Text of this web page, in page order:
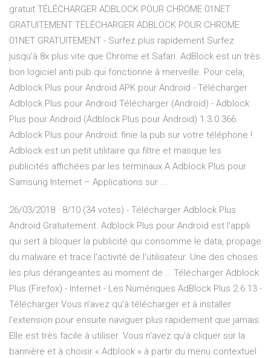
gratuit TÉLÉCHARGER ADBLOCK POUR CHROME 01NET
GRATUITEMENT TÉLÉCHARGER ADBLOCK POUR CHROME
01NET GRATUITEMENT - Surfez plus rapidement Surfez
jusqu'à 8x plus vite que Chrome et Safari. AdBlock est un très
bon logiciel anti pub qui fonctionne à merveille. Pour cela,
Adblock Plus pour Android APK pour Android - Télécharger
Adblock Plus pour Android Télécharger (Android) - Adblock
Plus pour Android (Adblock Plus pour Android) 1.3.0.366:
Adblock Plus pour Android: finie la pub sur votre téléphone !.
Adblock est un petit utilitaire qui filtre et masque les
publicités affichées par les terminaux A Adblock Plus pour
Samsung Internet – Applications sur ...
26/03/2018 · 8/10 (34 votes) - Télécharger Adblock Plus
Android Gratuitement. Adblock Plus pour Android est l'appli
qui sert à bloquer la publicité qui consomme le data, propage
du malware et trace l'activité de l'utilisateur. Une des choses
les plus dérangeantes au moment de … Télécharger Adblock
Plus (Firefox) - Internet - Les Numériques AdBlock Plus 2.6.13 -
Télécharger Vous n'avez qu'à télécharger et à installer
l'extension pour ensuite naviguer plus rapidement que jamais.
Elle est très facile à utiliser. Vous n'avez qu'à cliquer sur la
bannière et à choisir « Adblock » à partir du menu contextuel